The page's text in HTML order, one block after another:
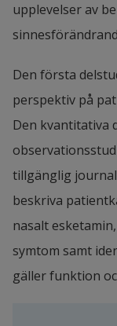
upplevelser av
Den första
perspektiv på
Den kvantitativa
tillgänglig
beskriva
nasalt
symtom samt
gäller funktion